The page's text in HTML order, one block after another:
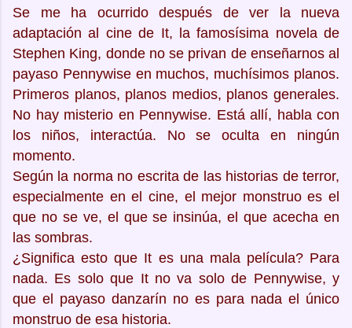
Se me ha ocurrido después de ver la nueva
adaptación al cine de It, la famosísima novela de
Stephen King, donde no se privan de enseñarnos al
payaso Pennywise en muchos, muchísimos planos.
Primeros planos, planos medios, planos generales.
No hay misterio en Pennywise. Está allí, habla con
los niños, interactúa. No se oculta en ningún
momento.
Según la norma no escrita de las historias de terror,
especialmente en el cine, el mejor monstruo es el
que no se ve, el que se insinúa, el que acecha en
las sombras.
¿Significa esto que It es una mala película? Para
nada. Es solo que It no va solo de Pennywise, y
que el payaso danzarín no es para nada el único
monstruo de esa historia.